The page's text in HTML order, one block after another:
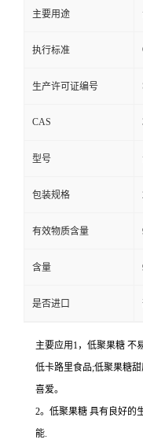
主要用途
执行标准
生产许可证编号
CAS
型号
包装规格
有效物质含量
含量
是否进口
主要应用1，低聚果糖 不
低卡路里食品;低聚果糖
喜爱。
2。低聚果糖 具有良好的
能.